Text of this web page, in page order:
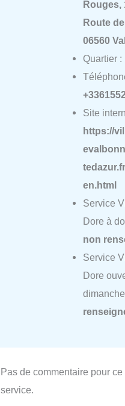
Rouges,
Route
06560
Quartier :
Site
https://
en.html
Service
Dore à
non
Service
Dore
Pas de commentaire pour ce
service.